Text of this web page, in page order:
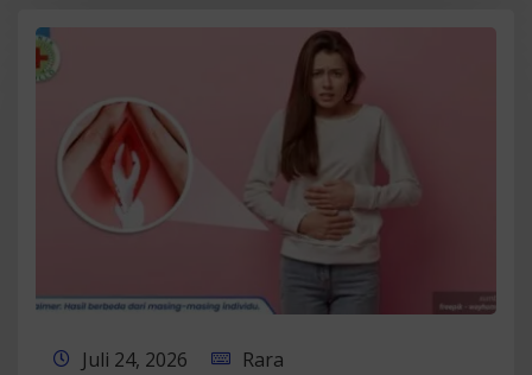
Juli 24, 2026 Rara